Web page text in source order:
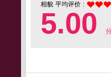
相貌 平均评价 :
5.00 分